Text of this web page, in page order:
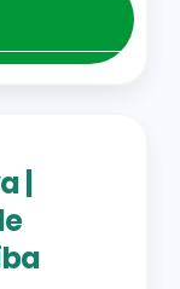
los
antigos.
tema
homens
e
|